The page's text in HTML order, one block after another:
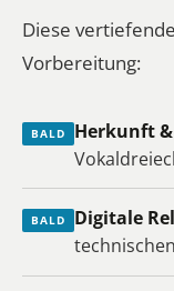
Diese
Vorbereitung:
BALD Herkunft
BALD Digitale